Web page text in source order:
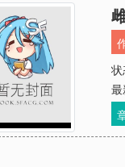
状
最